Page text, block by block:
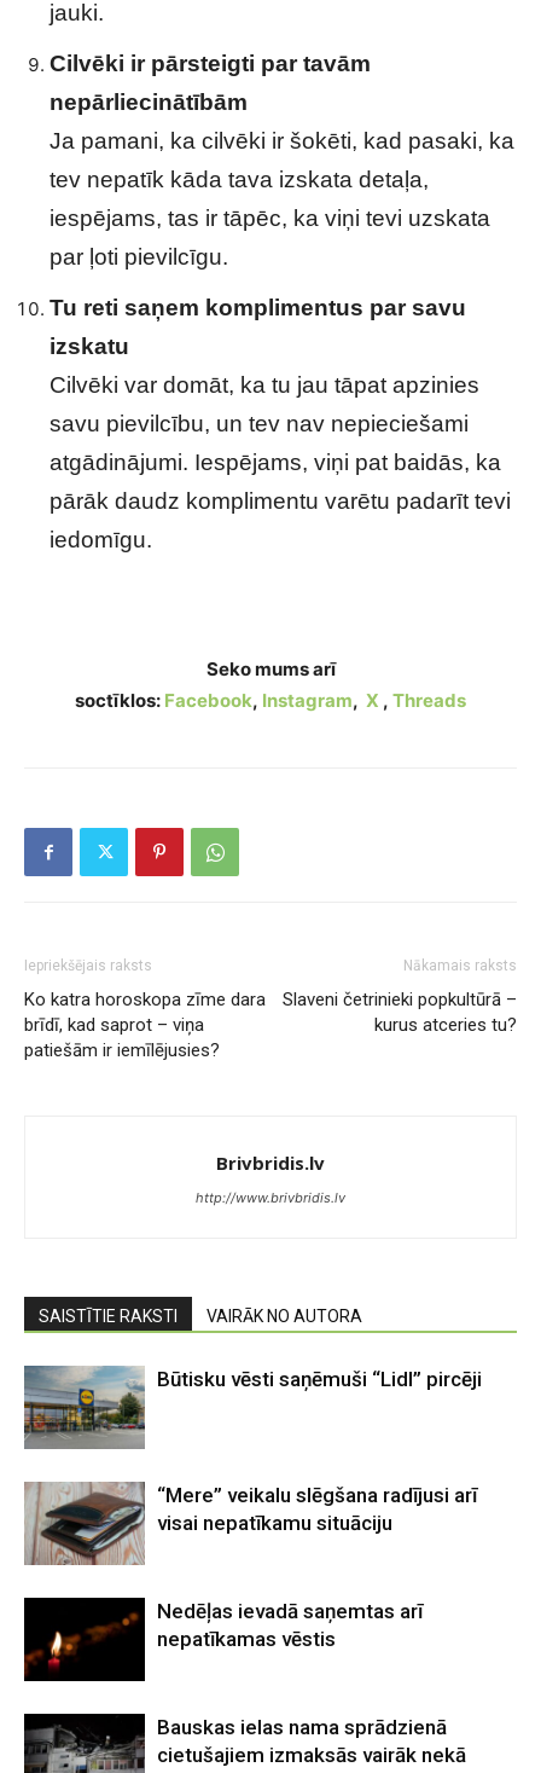
jauki.
Cilvēki ir pārsteigti par tavām
nepārliecinātībām
Ja pamani, ka cilvēki ir šokēti, kad pasaki, ka
tev nepatīk kāda tava izskata detaļa,
iespējams, tas ir tāpēc, ka viņi tevi uzskata
par ļoti pievilcīgu.
Tu reti saņem komplimentus par savu
izskatu
Cilvēki var domāt, ka tu jau tāpat apzinies
savu pievilcību, un tev nav nepieciešami
atgādinājumi. Iespējams, viņi pat baidās, ka
pārāk daudz komplimentu varētu padarīt tevi
iedomīgu.
Seko mums arī
soctīklos: Facebook, Instagram, X , Threads
Iepriekšējais raksts
Ko katra horoskopa zīme dara
brīdī, kad saprot – viņa
patiešām ir iemīlējusies?
Nākamais raksts
Slaveni četrinieki popkultūrā –
kurus atceries tu?
Brivbridis.lv
http://www.brivbridis.lv
SAISTĪTIE RAKSTI VAIRĀK NO AUTORA
Būtisku vēsti saņēmuši “Lidl” pircēji
“Mere” veikalu slēgšana radījusi arī
visai nepatīkamu situāciju
Nedēļas ievadā saņemtas arī
nepatīkamas vēstis
Bauskas ielas nama sprādzienā
cietušajiem izmaksās vairāk nekā